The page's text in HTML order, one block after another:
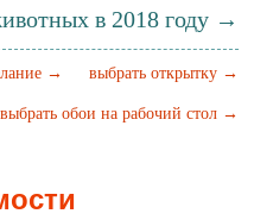
в 2018 году →
выбрать открытку →
→
выбрать обои на рабочий стол →